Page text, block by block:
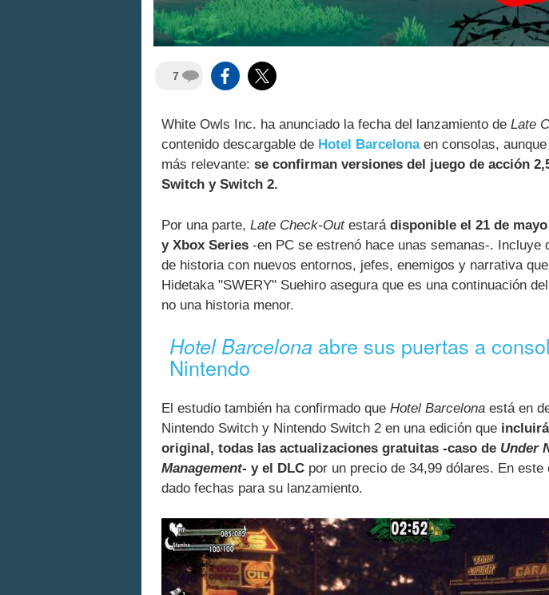
7
White Owls Inc. ha anunciado la fecha del lanzamiento de Late
contenido descargable de Hotel Barcelonaen consolas,
más relevante: se confirman versiones del juego de acción
Switch y Switch 2.
Por una parte, Late Check-Outestará disponible el 21 de
y Xbox Series -en PC se estrenó hace unas semanas-. Incluye
de historia con nuevos entornos, jefes, enemigos y narrativa
Hidetaka "SWERY" Suehiro asegura que es una continuación
no una historia menor.
Hotel Barcelona abre sus puertas a
Nintendo
El estudio también ha confirmado que Hotel Barcelona está en
Nintendo Switch y Nintendo Switch 2 en una edición que
original, todas las actualizaciones gratuitas -caso de Under
Management- y el DLC por un precio de 34,99 dólares. En este
dado fechas para su lanzamiento.